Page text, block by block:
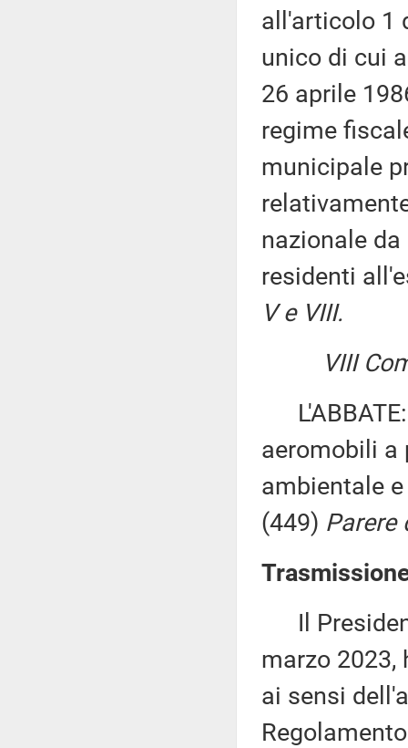
all'articolo 1
unico di cui
26 aprile
regime
municipale
nazionale
residenti
V e VIII.
VIII
aeromobili a
ambientale
(449) Parere
Il
marzo 2023,
ai sensi